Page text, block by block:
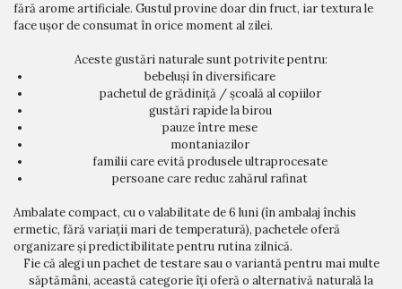
fără arome artificiale. Gustul provine doar din fruct, iar textura le
face ușor de consumat în orice moment al zilei.
Aceste gustări naturale sunt potrivite pentru:
bebeluși în diversificare
pachetul de grădiniță / școală al copiilor
gustări rapide la birou
pauze între mese
montaniazilor
familii care evită produsele ultraprocesate
persoane care reduc zahărul rafinat
Ambalate compact, cu o valabilitate de 6 luni (în ambalaj închis
ermetic, fără variații mari de temperatură), pachetele oferă
organizare și predictibilitate pentru rutina zilnică.
Fie că alegi un pachet de testare sau o variantă pentru mai multe
săptămâni, această categorie îți oferă o alternativă naturală la